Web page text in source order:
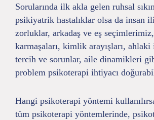
Sorularında ilk akla gelen ruhsal
psikiyatrik hastalıklar olsa da insan
zorluklar, arkadaş ve eş
karmaşaları, kimlik arayışları,
tercih ve sorunlar, aile dinamikleri
problem psikoterapi ihtiyacı
Hangi psikoterapi yöntemi
tüm psikoterapi yöntemlerinde,